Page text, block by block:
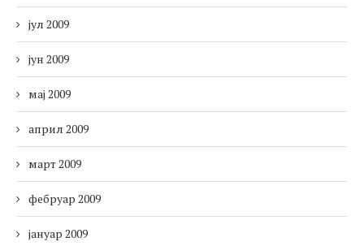
јул 2009
јун 2009
мај 2009
април 2009
март 2009
фебруар 2009
јануар 2009